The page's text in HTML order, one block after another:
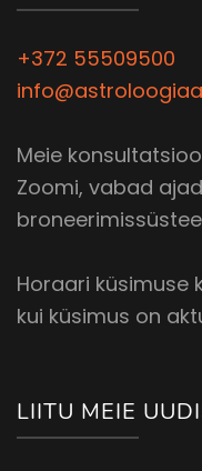
+372 55509500
Meie
Zoomi, vabad
Horaari küsimuse
kui küsimus on
LIITU MEIE